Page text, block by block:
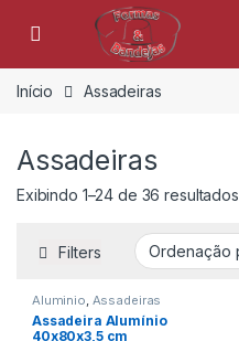
Skip to navigation
Skip to content
Open
Início Assadeiras
Assadeiras
Exibindo 1–24 de 36 resultados
Filters
Aluminio, Assadeiras
Assadeira Alumínio
40x80x3,5 cm